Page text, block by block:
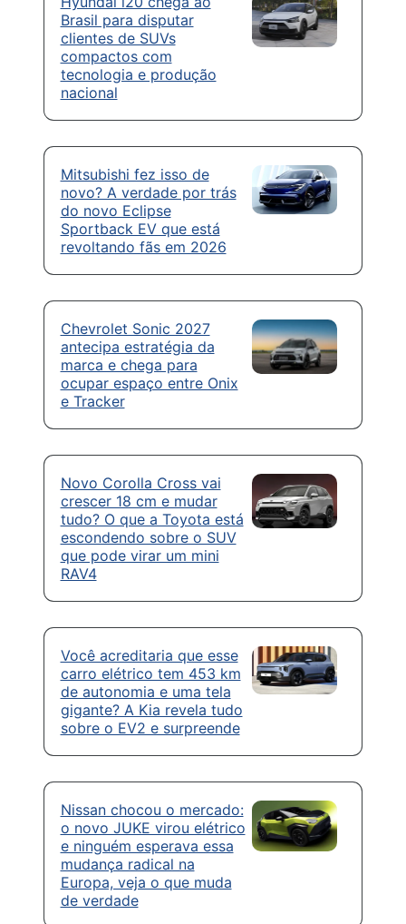
Brasil para disputar
clientes de SUVs
compactos com
tecnologia e produção
nacional
Mitsubishi fez isso de
novo? A verdade por trás
do novo Eclipse
Sportback EV que está
revoltando fãs em 2026
Chevrolet Sonic 2027
antecipa estratégia da
marca e chega para
ocupar espaço entre Onix
e Tracker
Novo Corolla Cross vai
crescer 18 cm e mudar
tudo? O que a Toyota está
escondendo sobre o SUV
que pode virar um mini
RAV4
Você acreditaria que esse
carro elétrico tem 453 km
de autonomia e uma tela
gigante? A Kia revela tudo
sobre o EV2 e surpreende
Nissan chocou o mercado:
o novo JUKE virou elétrico
e ninguém esperava essa
mudança radical na
Europa, veja o que muda
de verdade